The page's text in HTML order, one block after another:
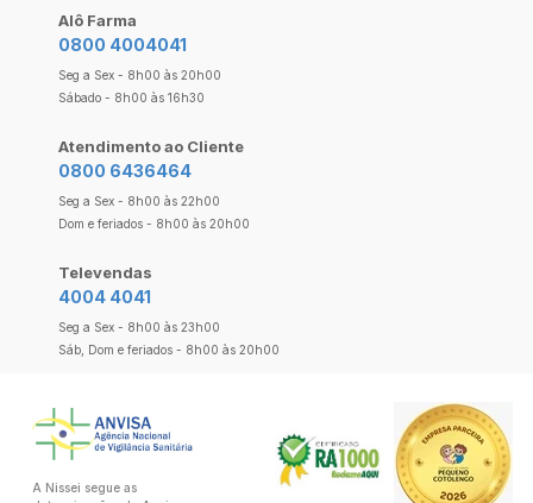
Alô Farma
0800 4004041
Seg a Sex - 8h00 às 20h00
Sábado - 8h00 às 16h30
Atendimento ao Cliente
0800 6436464
Seg a Sex - 8h00 às 22h00
Dom e feriados - 8h00 às 20h00
Televendas
4004 4041
Seg a Sex - 8h00 às 23h00
Sáb, Dom e feriados - 8h00 às 20h00
A Nissei segue as